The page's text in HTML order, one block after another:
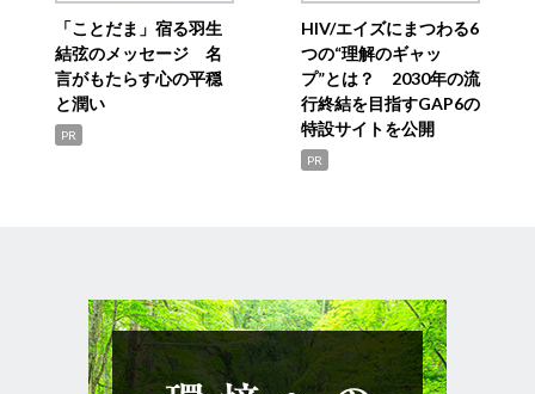
「ことだま」宿る羽生
結弦のメッセージ 名
言がもたらす心の平穏
と潤い
PR
HIV/エイズにまつわる6
つの“理解のギャッ
プ”とは？ 2030年の流
行終結を目指すGAP6の
特設サイトを公開
PR